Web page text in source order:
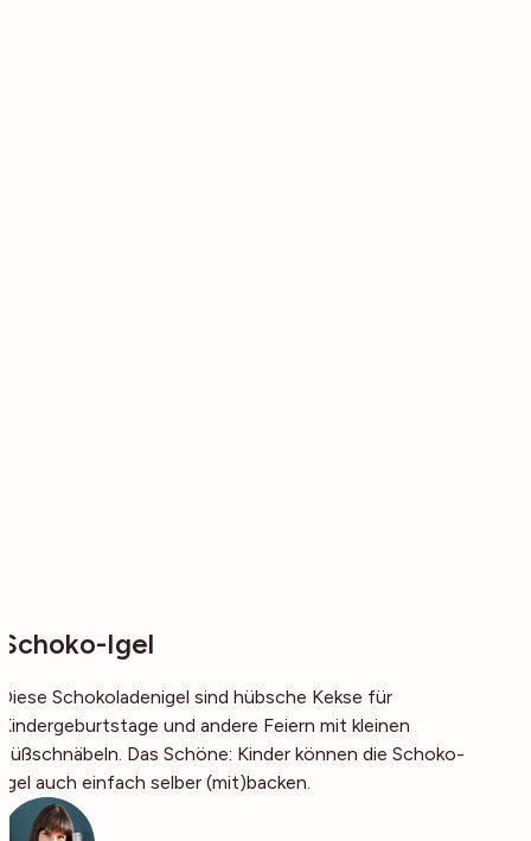
Schoko-Igel
Diese Schokoladenigel sind hübsche Kekse für
Kindergeburtstage und andere Feiern mit kleinen
Süßschnäbeln. Das Schöne: Kinder können die Schoko-
Igel auch einfach selber (mit)backen.